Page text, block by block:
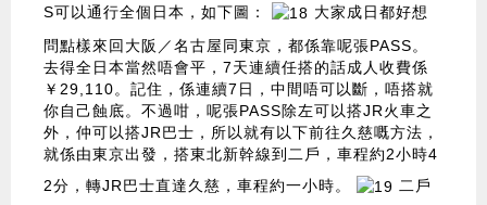
S可以通行全個日本，如下圖：
大家成日都好想
問點樣來回大阪／名古屋同東京，都係靠呢張PASS。
去得全日本當然唔會平，7天連續任搭的話成人收費係
￥29,110。記住，係連續7日，中間唔可以斷，唔搭就
你自己蝕底。不過咁，呢張PASS除左可以搭JR火車之
外，仲可以搭JR巴士，所以就有以下前往久慈嘅方法，
就係由東京出發，搭東北新幹線到二戶，車程約2小時4
2分，轉JR巴士直達久慈，車程約一小時。
二戶